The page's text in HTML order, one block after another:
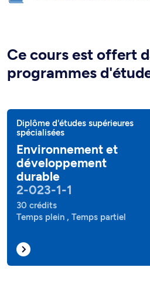
Ce cours est offert
programmes
Diplôme d'études supérieures
spécialisées
Environnement et
développement
durable
2-023-1-1
30 crédits
Temps plein , Temps partiel